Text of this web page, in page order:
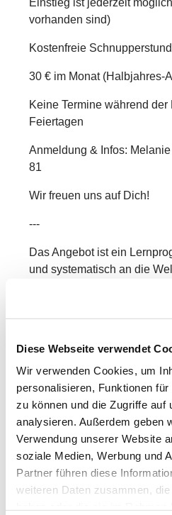
Diese Webseite verwendet
Wir verwenden Cookies, um
personalisieren, Funktionen
zu können und die Zugriffe auf
analysieren. Außerdem geben
Verwendung unserer Website
soziale Medien, Werbung und
Partner führen diese
weiteren Daten zusammen,
Einstieg ist jederzeit
vorhanden sind)
Kostenfreie
30 € im Monat (Halbjahres-
Keine Termine während der
Feiertagen
Anmeldung & Infos:
81
Wir freuen uns auf Dich!
---
Das Angebot ist ein
und systematisch an die
In Kleingruppen entdecken
und Neugier verschiedene
mit ersten Erfahrungen in:
Singen & Sprechen
Bewegung & Tanz
Musikhören
Rhythmik
Grundlagen der Musiklehre
Dabei werden vorhandene
vertieft und erweitert.